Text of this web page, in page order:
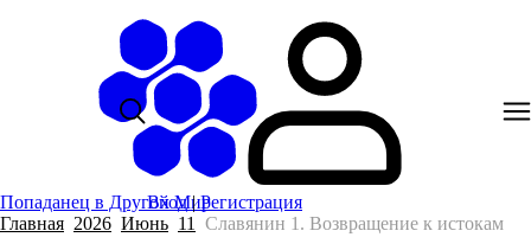
Попаданец в Другой Мир
Вход|Регистрация
Главная 2026 Июнь 11 Славянин 1. Возвращение к истокам